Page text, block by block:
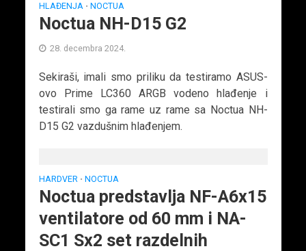
HLAĐENJA • NOCTUA
Noctua NH-D15 G2
28. decembra 2024.
Sekiraši, imali smo priliku da testiramo ASUS-
ovo Prime LC360 ARGB vodeno hlađenje i
testirali smo ga rame uz rame sa Noctua NH-
D15 G2 vazdušnim hlađenjem.
HARDVER • NOCTUA
Noctua predstavlja NF-A6x15
ventilatore od 60 mm i NA-
SC1 Sx2 set razdelnih